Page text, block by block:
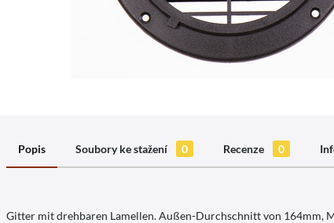
Popis Soubory ke stažení 0 Recenze 0
Gitter mit drehbaren Lamellen. Außen-Durchschnitt von 164mm,